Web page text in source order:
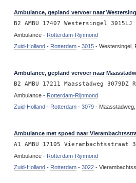
Ambulance, gepland vervoer naar
B2 AMBU 17407 Westersingel 3015LJ
Ambulance - Rotterdam-Rijnmond
Zuid-Holland - Rotterdam -3015 -Westersingel,
Ambulance, gepland vervoer naar
B2 AMBU 17211 Maasstadweg 3079DZ
Ambulance - Rotterdam-Rijnmond
Zuid-Holland - Rotterdam -3079 -
Ambulance met spoed naar
A1 AMBU 17105 Vierambachtsstraat
Ambulance - Rotterdam-Rijnmond
Zuid-Holland - Rotterdam -3022 -